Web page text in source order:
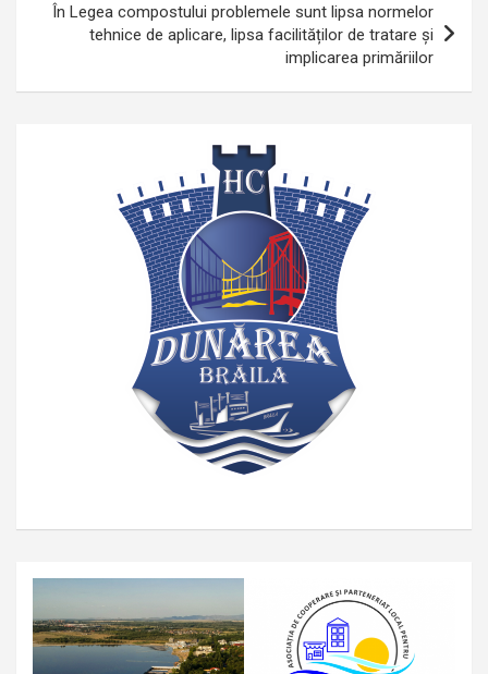
În Legea compostului problemele sunt lipsa normelor
tehnice de aplicare, lipsa facilităților de tratare și
implicarea primăriilor